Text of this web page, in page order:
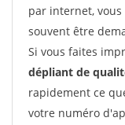
par internet,
souvent être
Si vous faites
dépliant de
rapidement ce
votre numéro